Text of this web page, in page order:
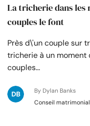
La tricherie dans les
couples le font
Près d\'un couple sur
tricherie à un moment
couples…
By Dylan Banks
Conseil